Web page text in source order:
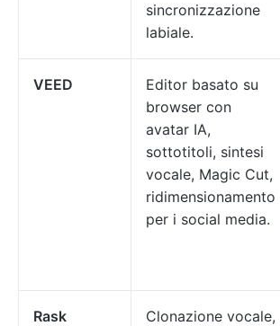
sincronizzazione
labiale.
VEED
Editor basato su
browser con
avatar IA,
sottotitoli, sintesi
vocale, Magic Cut,
ridimensionamento
per i social media.
Rask
Clonazione vocale,